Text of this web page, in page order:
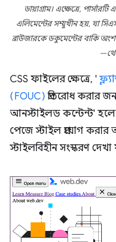
ডায়াগ্রাম। এক্ষেত্রে,
এলিমেন্টের সম্মুখীন হয়, যা
ব্রাউজারকে ডকুমেন্টের বাকি
CSS ফাইলের ক্ষেত্রে, '
(FOUC) প্রতিরোধ করার
আনস্টাইলড কন্টেন্ট'
পেজে স্টাইল প্রয়োগ
স্টাইলবিহীন সংস্করণ দেখা